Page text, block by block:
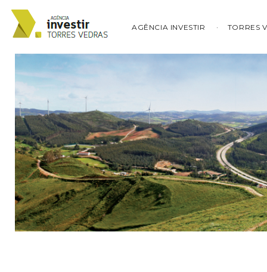
AGÊNCIA INVESTIR TORRES